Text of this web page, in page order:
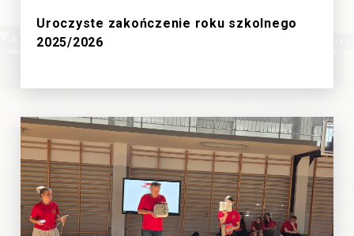
Uroczyste zakończenie roku szkolnego
2025/2026